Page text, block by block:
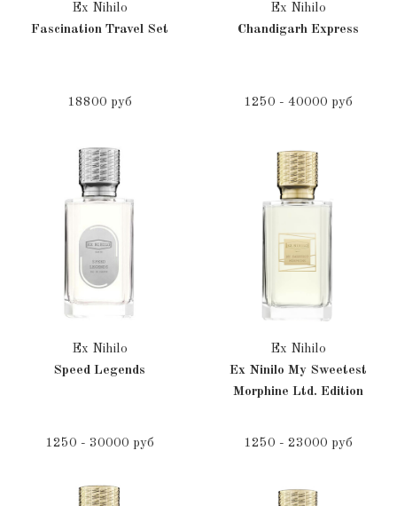
Ex Nihilo
Fascination Travel Set
18800 руб
Ex Nihilo
Chandigarh Express
1250 - 40000 руб
Ex Nihilo
Speed Legends
1250 - 30000 руб
Ex Nihilo
Ex Ninilo My Sweetest
Morphine Ltd. Edition
1250 - 23000 руб